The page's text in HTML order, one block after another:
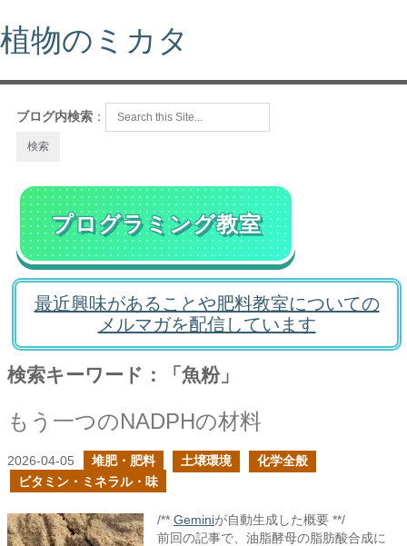
植物のミカタ
ブログ内検索 ：
プログラミング教室
最近興味があることや肥料教室についての
メルマガを配信しています
検索キーワード：「魚粉」
もう一つのNADPHの材料
2026-04-05 堆肥・肥料 土壌環境
化学全般
ビタミン・ミネラル・味
/** Geminiが自動生成した概要 **/
前回の記事で、油脂酵母の脂肪酸合成に